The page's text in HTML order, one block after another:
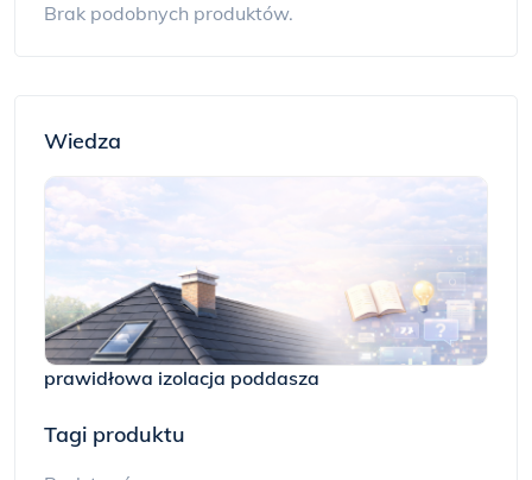
Brak podobnych produktów.
Wiedza
prawidłowa izolacja poddasza
Tagi produktu